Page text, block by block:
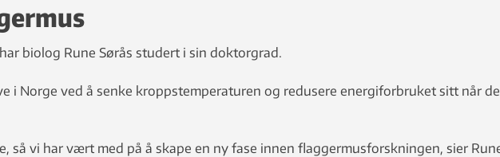
biolog Rune Sørås studert i sin doktorgrad.
i Norge ved å senke kroppstemperaturen og redusere energiforbruket sitt når
vi har vært med på å skape en ny fase innen flaggermusforskningen, sier